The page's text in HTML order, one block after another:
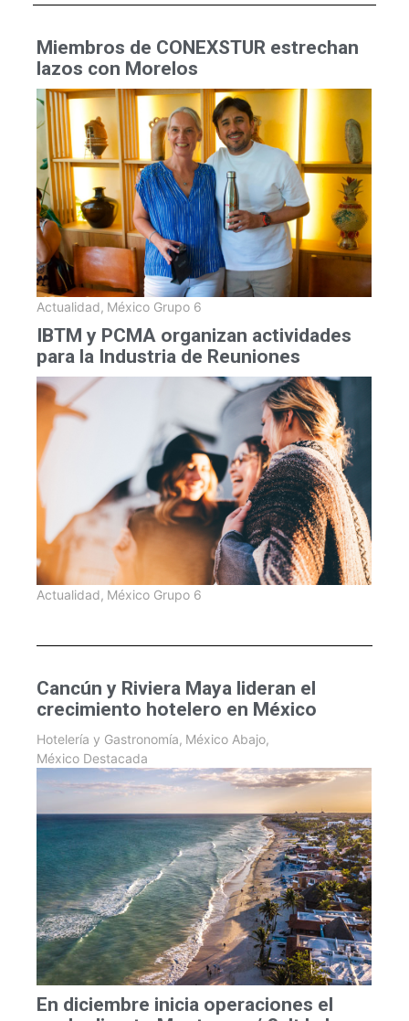
Miembros de CONEXSTUR estrechan
lazos con Morelos
Actualidad, México Grupo 6
IBTM y PCMA organizan actividades
para la Industria de Reuniones
Actualidad, México Grupo 6
Cancún y Riviera Maya lideran el
crecimiento hotelero en México
Hotelería y Gastronomía, México Abajo,
México Destacada
En diciembre inicia operaciones el